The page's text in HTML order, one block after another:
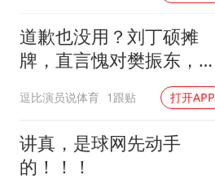
道歉也没用？刘丁硕摊
牌，直言愧对樊振东，球
逗比演员说体育 1跟贴 打开APP
讲真，是球网先动手
的！！！